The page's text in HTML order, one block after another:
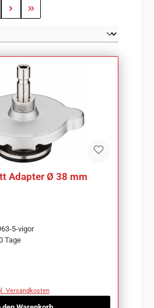
Adapter Ø 38 mm
5-vigor
Tage
Versandkosten